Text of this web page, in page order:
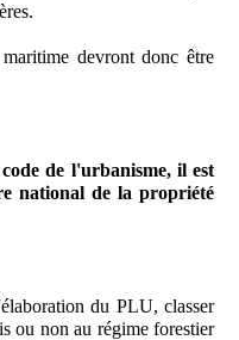
devront donc être
de l'urbanisme, il est
national de la propriété
du PLU, classer
ou non au régime forestier